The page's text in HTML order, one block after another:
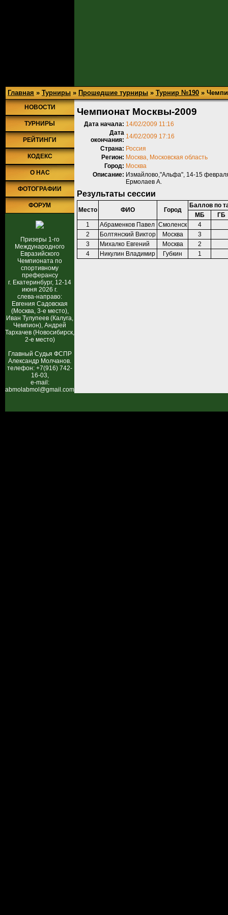
Главная » Турниры » Прошедшие турниры » Турнир №190 »
НОВОСТИ
ТУРНИРЫ
РЕЙТИНГИ
КОДЕКС
О НАС
ФОТОГРАФИИ
ФОРУМ
Призеры 1-го
Международного
Евразийского
Чемпионата по
спортивному
преферансу
г. Екатеринбург, 12-14
июня 2026 г.
слева-направо:
Евгения Садовская
(Москва, 3-е место),
Иван Тулупеев (Калуга,
Чемпион), Андрей
Тархачев (Новосибирск,
2-е место)
Главный Судья ФСПР
Александр Молчанов.
телефон: +7(916) 742-
16-03,
e-mail:
abmolabmol@gmail.com
Чемпионат Москвы-2009
Дата начала: 14/02/2009 11:16
Дата
окончания: 14/02/2009 17:16
Страна: Россия
Регион: Москва, Московская область
Город: Москва
Описание: Измайлово,"Альфа", 14-15
Ермолаев А.
Результаты сессии
Место ФИО Город
Баллов по
МБ
ГБ
1
Абраменков Павел Смоленск
4
2
Болтянский Виктор Москва
3
3
Михалко Евгений Москва
2
4
Никулин Владимир Губкин 1